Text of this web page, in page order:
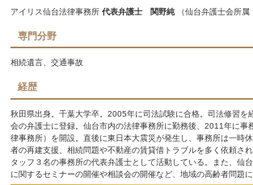
アイリス仙台法律事務所代表弁護士 関野純 （仙台弁護士会所
専門分野
相続遺言、交通事故
経歴
秋田県出身。千葉大学卒。2005年に司法試験に合格。司法修習を
会の弁護士に登録。仙台市内の法律事務所に勤務後、2011年に事
律事務所）を開設。直後に東日本大震災が発生し、事務所は一時
者の再建支援、相続問題や不動産の賃貸借トラブルを多く依頼さ
タッフ３名の事務所の代表弁護士として活動している。また、仙
に関するセミナーの開催や相談会の開催など、地域の高齢者問題に